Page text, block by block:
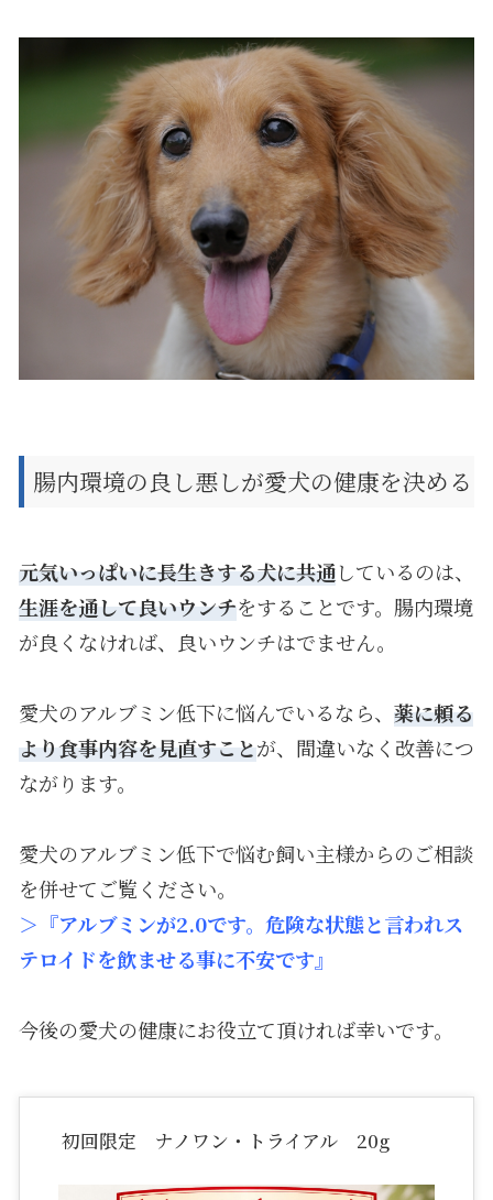
腸内環境の良し悪しが愛犬の健康を決める
元気いっぱいに長生きする犬に共通しているのは、
生涯を通して良いウンチをすることです。腸内環境
が良くなければ、良いウンチはでません。
愛犬のアルブミン低下に悩んでいるなら、 薬に頼る
より食事内容を見直すことが、間違いなく改善につ
ながります。
愛犬のアルブミン低下で悩む飼い主様からのご相談
を併せてご覧ください。
＞『アルブミンが2.0です。危険な状態と言われス
テロイドを飲ませる事に不安です』
今後の愛犬の健康にお役立て頂ければ幸いです。
初回限定 ナノワン・トライアル 20g